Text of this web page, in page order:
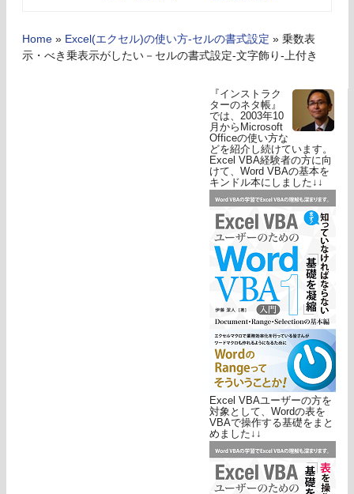
Home » Excel(エクセル)の使い方-セルの書式設定 » 乗数表
示・べき乗表示がしたい－セルの書式設定-文字飾り-上付き
『インストラク
ターのネタ帳』
では、2003年10
月からMicrosoft
Officeの使い方な
どを紹介し続けています。
Excel VBA経験者の方に向
けて、Word VBAの基本を
キンドル本にしました↓↓
Excel VBAユーザーの方を
対象として、Wordの表を
VBAで操作する基礎をまと
めました↓↓